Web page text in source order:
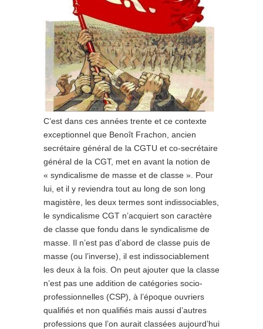
C’est dans ces années trente et ce contexte
exceptionnel que Benoît Frachon, ancien
secrétaire général de la CGTU et co-secrétaire
général de la CGT, met en avant la notion de
« syndicalisme de masse et de classe ». Pour
lui, et il y reviendra tout au long de son long
magistère, les deux termes sont indissociables,
le syndicalisme CGT n’acquiert son caractère
de classe que fondu dans le syndicalisme de
masse. Il n’est pas d’abord de classe puis de
masse (ou l’inverse), il est indissociablement
les deux à la fois. On peut ajouter que la classe
n’est pas une addition de catégories socio-
professionnelles (CSP), à l’époque ouvriers
qualifiés et non qualifiés mais aussi d’autres
professions que l’on aurait classées aujourd’hui